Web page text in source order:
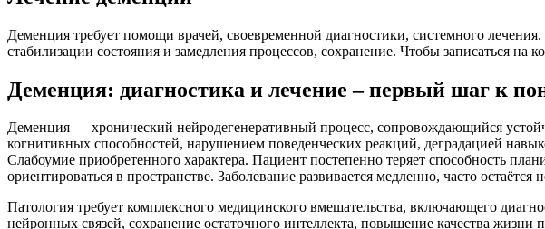
Деменция требует помощи врачей, своевременной диагностики, системного
стабилизации состояния и замедления процессов, сохранение. Чтобы записаться на
Деменция: диагностика и лечение – первый шаг к
Деменция — хронический нейродегенеративный процесс, сопровождающийся
когнитивных способностей, нарушением поведенческих реакций, деградацией
Слабоумие приобретенного характера. Пациент постепенно теряет способность
ориентироваться в пространстве. Заболевание развивается медленно, часто
Патология требует комплексного медицинского вмешательства, включающего
нейронных связей, сохранение остаточного интеллекта, повышение качества жизни